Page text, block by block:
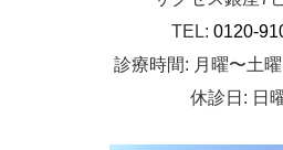
TEL: 0120-
診療時間: 月曜〜土
休診日: 日